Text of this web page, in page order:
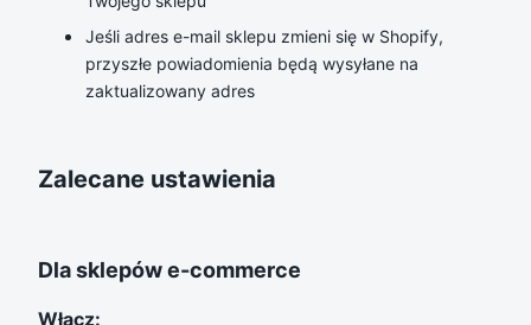
Jeśli adres e-mail sklepu zmieni się w Shopify,
przyszłe powiadomienia będą wysyłane na
zaktualizowany adres
Zalecane ustawienia
Dla sklepów e-commerce
Włącz: